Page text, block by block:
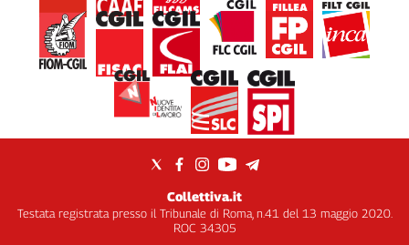
Collettiva.it
Testata registrata presso il Tribunale di Roma, n.41 del 13 maggio 2020.
ROC 34305